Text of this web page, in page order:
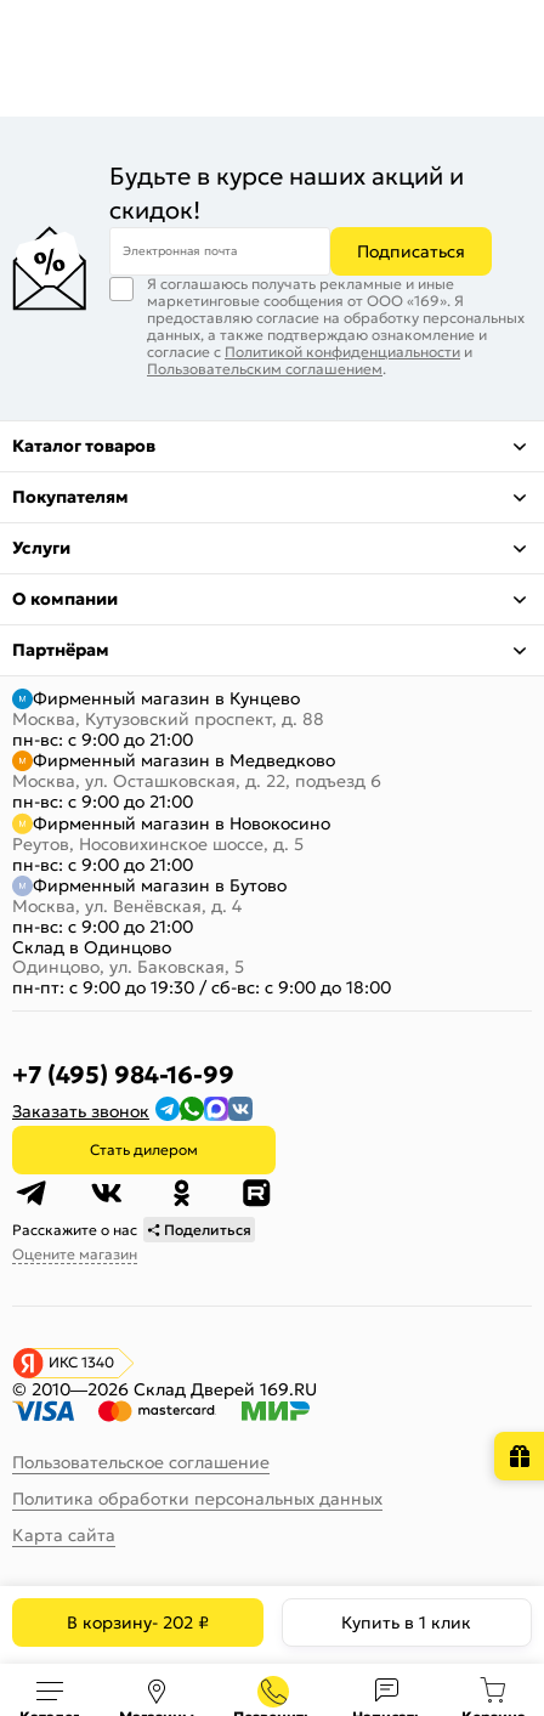
В корзину- 202₽ Купить в 1 клик
Будьте в курсе наших акций и
скидок!
Электронная почта Подписаться
Я соглашаюсь получать рекламные и иные
маркетинговые сообщения от ООО «169». Я
предоставляю согласие на обработку персональных
данных, а также подтверждаю ознакомление и
согласие с Политикой конфиденциальности и
Пользовательским соглашением.
Каталог товаров
Покупателям
Услуги
О компании
Партнёрам
Фирменный магазин в Кунцево
Москва, Кутузовский проспект, д. 88
пн-вс: с 9:00 до 21:00
Фирменный магазин в Медведково
Москва, ул. Осташковская, д. 22, подъезд 6
пн-вс: с 9:00 до 21:00
Фирменный магазин в Новокосино
Реутов, Носовихинское шоссе, д. 5
пн-вс: с 9:00 до 21:00
Фирменный магазин в Бутово
Москва, ул. Венёвская, д. 4
пн-вс: с 9:00 до 21:00
Склад в Одинцово
Одинцово, ул. Баковская, 5
пн-пт: с 9:00 до 19:30 /сб-вс: с 9:00 до 18:00
+7 (495) 984-16-99
Заказать звонок
Стать дилером
Расскажите о нас
Поделиться
Оцените магазин
ИКС 1340
© 2010—2026 Склад Дверей 169.RU
Пользовательское соглашение
Политика обработки персональных данных
Карта сайта